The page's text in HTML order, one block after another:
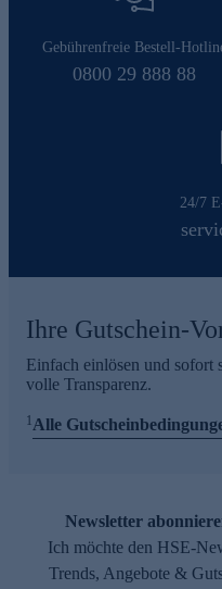
Gebührenfreie Bestell-
0800 29 888 88
24/7
Ihre Gutschein-
Einfach einlösen und sofort
volle Transparenz.
1Alle
Newsletter
Ich möchte den HSE-
Trends, Angebote &